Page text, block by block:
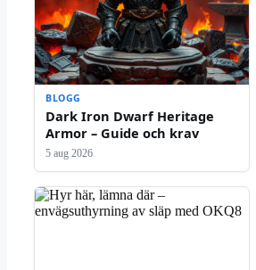
BLOGG
Dark Iron Dwarf Heritage
Armor – Guide och krav
5 aug 2026